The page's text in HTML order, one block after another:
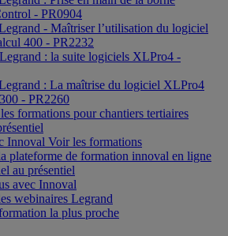
- PR0904
- Maîtriser l’utilisation du logiciel
400 - PR2232
: la suite logiciels XLPro4 -
: La maîtrise du logiciel XLPro4
- PR2260
formations pour chantiers tertiaires
Innoval Voir les formations
plateforme de formation innoval en ligne
au présentiel
avec Innoval
webinaires Legrand
la plus proche